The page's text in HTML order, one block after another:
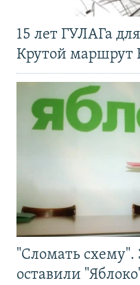
15 лет ГУЛАГа
Крутой маршрут
"Сломать схему".
оставили